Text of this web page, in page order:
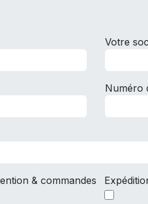
Votre
Numéro
& commandes